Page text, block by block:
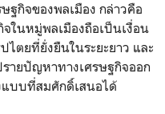
ฐกิจของพลเมือง กล่าวคือ
จในหมู่พลเมืองถือเป็นเงื่อน
ไตยที่ยั่งยืนในระยะยาว และ
ายปัญหาทางเศรษฐกิจออก
แบบที่สมศักดิ์เสนอได้